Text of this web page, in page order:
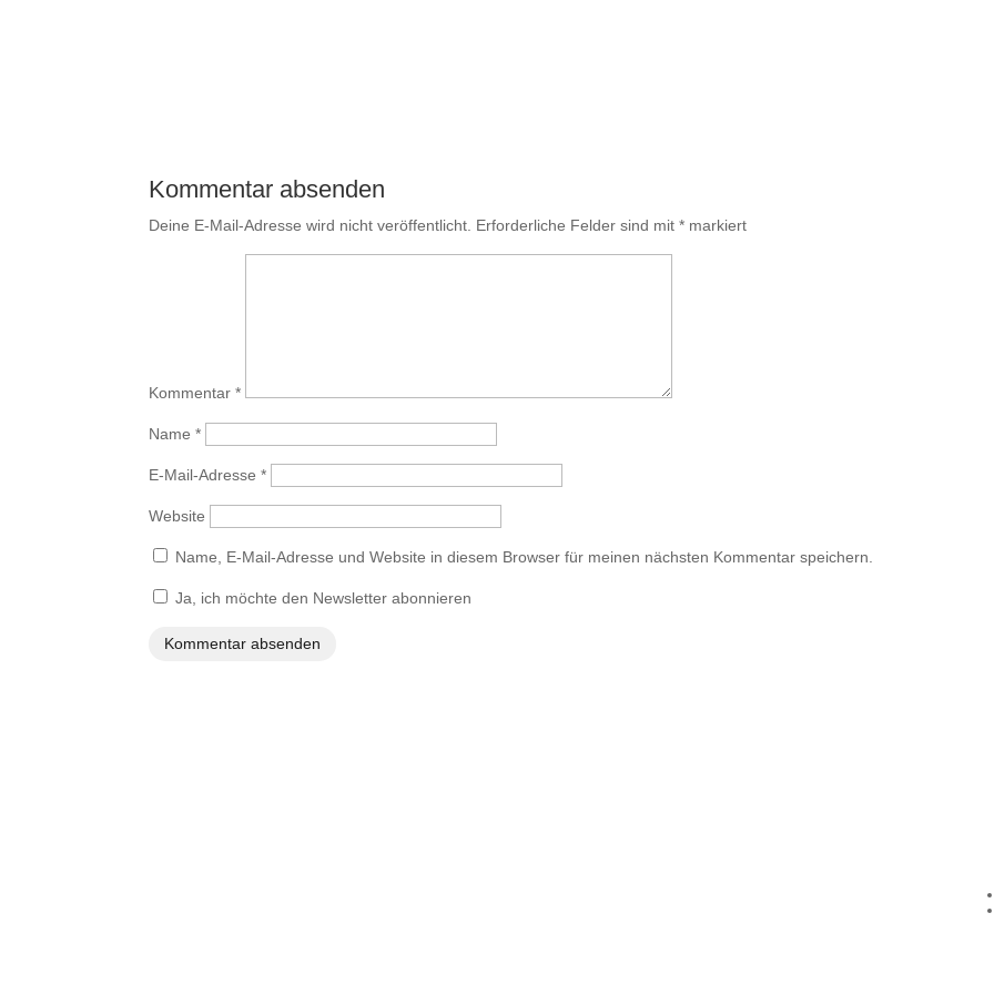
Kommentar absenden
Deine E-Mail-Adresse wird nicht veröffentlicht. Erforderliche Felder sind mit* markiert
Kommentar*
Name*
E-Mail-Adresse*
Website
Name, E-Mail-Adresse und Website in diesem Browser für meinen nächsten Kommentar speichern.
Ja, ich möchte den Newsletter abonnieren